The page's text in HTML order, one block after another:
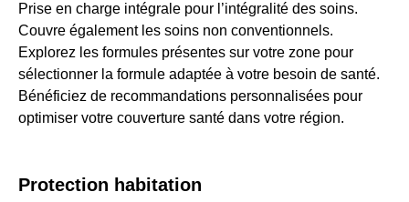
Prise en charge intégrale pour l’intégralité des soins.
Couvre également les soins non conventionnels.
Explorez les formules présentes sur votre zone pour
sélectionner la formule adaptée à votre besoin de santé.
Bénéficiez de recommandations personnalisées pour
optimiser votre couverture santé dans votre région.
Protection habitation